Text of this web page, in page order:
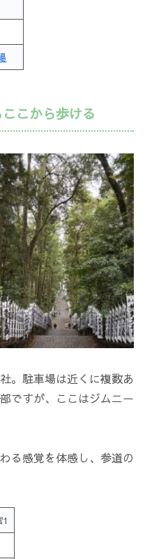
こから歩ける
。駐車場は近くに複数あ
ですが、ここはジムニー
る感覚を体感し、参道の